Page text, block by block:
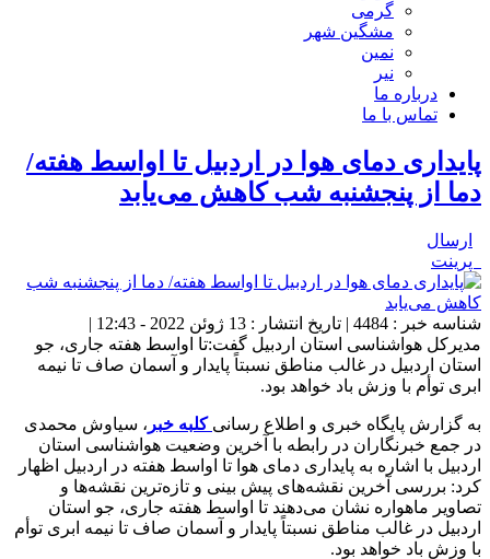
گرمی
مشگین شهر
نمین
نیر
درباره ما
تماس با ما
پایداری دمای هوا در اردبیل تا اواسط هفته/
دما از پنجشنبه شب کاهش می‌یابد
ارسال
پرینت
شناسه خبر : 4484 | تاریخ انتشار : 13 ژوئن 2022 - 12:43 |
مدیرکل هواشناسی استان اردبیل گفت:تا اواسط هفته جاری، جو
استان اردبیل در غالب مناطق نسبتاً پایدار و آسمان صاف تا نیمه
ابری توأم با وزش باد خواهد بود.
به گزارش پایگاه خبری و اطلاع رسانی کلبه خبر ، سیاوش محمدی
در جمع خبرنگاران در رابطه با آخرین وضعیت هواشناسی استان
اردبیل با اشاره به پایداری دمای هوا تا اواسط هفته در اردبیل اظهار
کرد: بررسی آخرین نقشه‌های پیش بینی و تازه‌ترین نقشه‌ها و
تصاویر ماهواره نشان می‌دهند تا اواسط هفته جاری، جو استان
اردبیل در غالب مناطق نسبتاً پایدار و آسمان صاف تا نیمه ابری توأم
با وزش باد خواهد بود.